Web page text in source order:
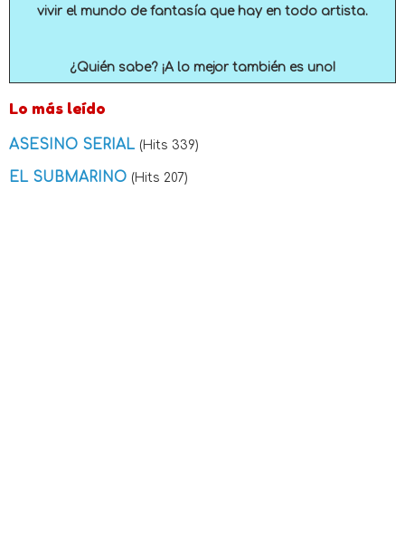
vivir el mundo de fantasía que hay en todo artista.
¿Quién sabe? ¡A lo mejor también es uno!
Lo más leído
ASESINO SERIAL (Hits 339)
EL SUBMARINO (Hits 207)